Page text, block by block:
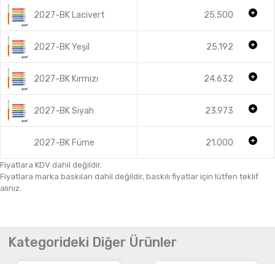
2027-BK Lacivert 25.500
2027-BK Yeşil 25.192
2027-BK Kırmızı 24.632
2027-BK Siyah 23.973
2027-BK Füme 21.000
Fiyatlara KDV dahil değildir.
Fiyatlara marka baskıları dahil değildir, baskılı fiyatlar için lütfen teklif
alınız.
Kategorideki Diğer Ürünler